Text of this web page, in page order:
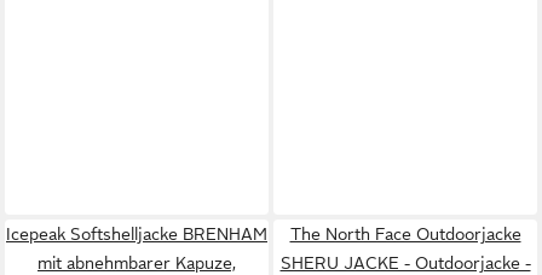
Icepeak Softshelljacke BRENHAM
mit abnehmbarer Kapuze,
The North Face Outdoorjacke
SHERU JACKE - Outdoorjacke -